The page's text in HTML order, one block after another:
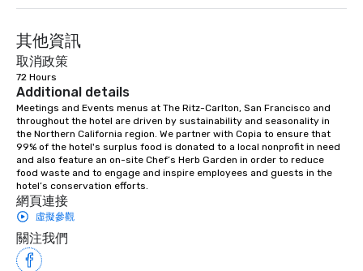
其他資訊
取消政策
72 Hours
Additional details
Meetings and Events menus at The Ritz-Carlton, San Francisco and
throughout the hotel are driven by sustainability and seasonality in
the Northern California region. We partner with Copia to ensure that
99% of the hotel's surplus food is donated to a local nonprofit in need
and also feature an on-site Chef’s Herb Garden in order to reduce
food waste and to engage and inspire employees and guests in the
hotel’s conservation efforts.
網頁連接
虛擬參觀
關注我們